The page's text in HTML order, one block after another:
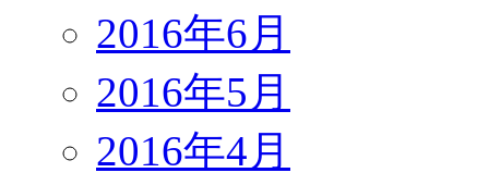
2016年6月
2016年5月
2016年4月